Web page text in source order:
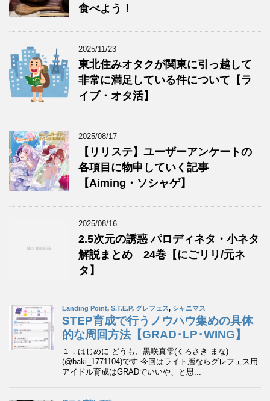
食べよう！
2025/11/23
東北住みオタクが関東に引っ越して
非常に満足している件について【ラ
イブ・オタ活】
2025/08/17
【リリステ】ユーザーアンケートの
各項目に物申していく記事
【Aiming・ソシャゲ】
2025/08/16
2.5次元の誘惑 パロディネタ・小ネタ
解説まとめ 24巻【にごリリ/元ネ
タ】